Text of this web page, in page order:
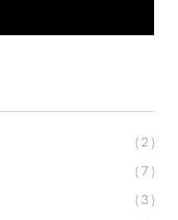
( 2 )
( 7 )
( 3 )